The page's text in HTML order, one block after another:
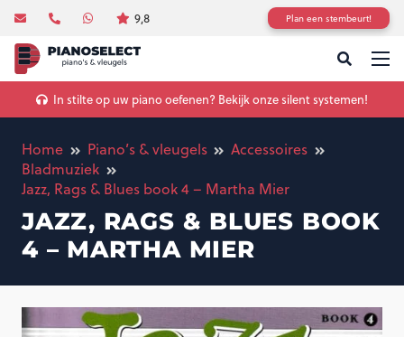
9,8 Plan een stembeurt!
In stilte op uw piano oefenen? Bekijk onze silent systemen!
Home Piano’s & vleugels
Accessoires
Bladmuziek
Jazz, Rags & Blues book 4 – Martha Mier
JAZZ, RAGS & BLUES BOOK
4 – MARTHA MIER